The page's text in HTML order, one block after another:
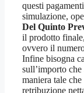
questi
simulazione,
Del Quinto
il prodotto
ovvero il
Infine bisogna
sull’importo
maniera tale
retribuzione